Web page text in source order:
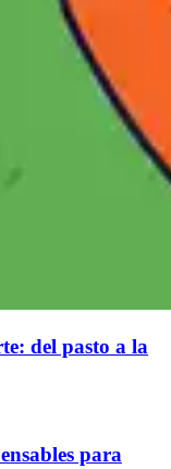
del pasto a la
para